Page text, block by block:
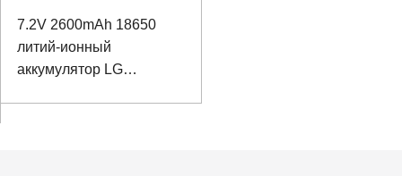
7.2V 2600mAh 18650
литий-ионный
аккумулятор LG